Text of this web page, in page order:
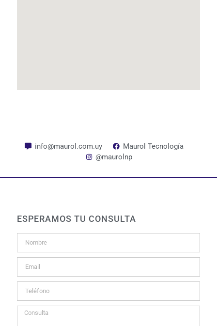
info@maurol.com.uy
Maurol Tecnología
@maurolnp
ESPERAMOS TU CONSULTA